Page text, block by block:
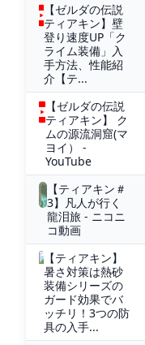
【ゼルダの伝説
ティアキン】壁
登り速度UP「ク
ライム装備」入
手方法、性能紹
介【テ...
【ゼルダの伝説
ティアキン】 ク
ムの源流洞窟(マ
ヨイ） -
YouTube
【ティアキン＃
3】凡人が行く
龍泪旅 - ニコニ
コ動画
【ティアキン】
暑さ対策は熱砂
装備シリーズの
ガード効果でバ
ッチリ！3つの防
具の入手...